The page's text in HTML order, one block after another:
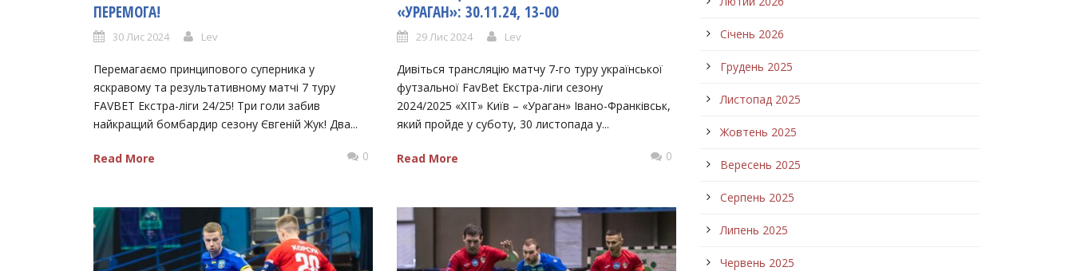
ПЕРЕМОГА!
30 Лис 2024 Lev
Перемагаємо принципового суперника у
яскравому та результативному матчі 7 туру
FAVBET Екстра-ліги 24/25! Три голи забив
найкращий бомбардир сезону Євгеній Жук! Два...
Read More 0
«УРАГАН»: 30.11.24, 13-00
29 Лис 2024 Lev
Дивіться трансляцію матчу 7-го туру української
футзальної FavBet Екстра-ліги сезону
2024/2025 «ХІТ» Київ – «Ураган» Івано-Франківськ,
який пройде у суботу, 30 листопада у...
Read More 0
Січень 2026
Грудень 2025
Листопад 2025
Жовтень 2025
Вересень 2025
Серпень 2025
Липень 2025
Червень 2025